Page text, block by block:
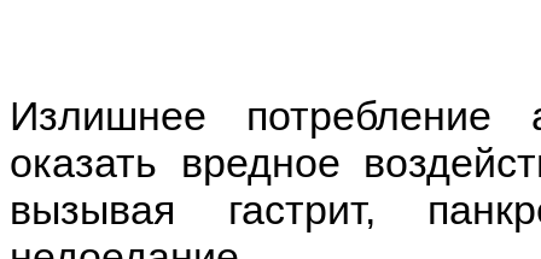
Излишнее
оказать вредное
вызывая гастрит,